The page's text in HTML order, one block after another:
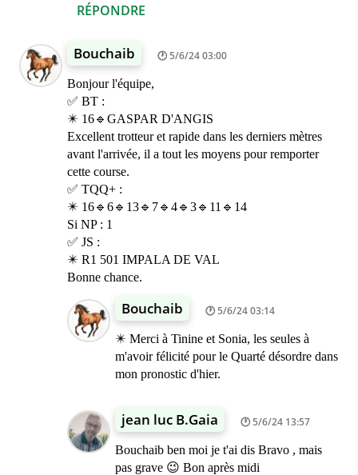
RÉPONDRE
Bouchaib 5/6/24 03:00
Bonjour l'équipe,
✅ BT :
✴️ 16🔹GASPAR D'ANGIS
Excellent trotteur et rapide dans les derniers mètres
avant l'arrivée, il a tout les moyens pour remporter
cette course.
✅ TQQ+ :
✴️ 16🔹6🔹13🔹7🔹4🔹3🔹11🔹14
Si NP : 1
✅ JS :
✴️ R1 501 IMPALA DE VAL
Bonne chance.
Bouchaib 5/6/24 03:14
✴️ Merci à Tinine et Sonia, les seules à
m'avoir félicité pour le Quarté désordre dans
mon pronostic d'hier.
jean luc B.Gaia 5/6/24 13:57
Bouchaib ben moi je t'ai dis Bravo , mais
pas grave 😉 Bon après midi